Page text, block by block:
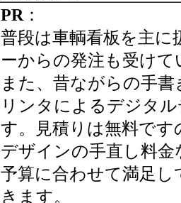
PR ：
普段は車輌看板を主に
ーからの発注も受け
また、昔ながらの手
リンタによるデジタ
す。見積りは無料で
デザインの手直し料
予算に合わせて満足
きます。